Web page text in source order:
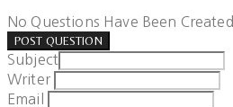
No Questions Have Been Created.
POST QUESTION
Subject
Writer
Email